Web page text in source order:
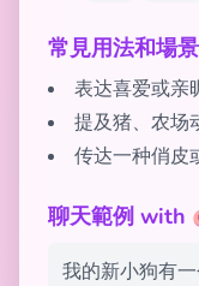
常見用法和場景
表达喜爱或亲
提及猪、农场
传达一种俏皮
聊天範例 with
我的新小狗有